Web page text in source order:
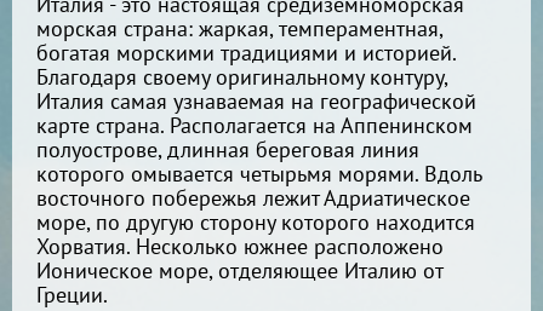
морская страна: жаркая, темпераментная,
богатая морскими традициями и историей.
Благодаря своему оригинальному контуру,
Италия самая узнаваемая на географической
карте страна. Располагается на Аппенинском
полуострове, длинная береговая линия
которого омывается четырьмя морями. Вдоль
восточного побережья лежит Адриатическое
море, по другую сторону которого находится
Хорватия. Несколько южнее расположено
Ионическое море, отделяющее Италию от
Греции.